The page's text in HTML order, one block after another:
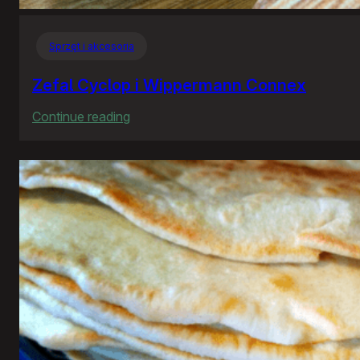
Sprzęt i akcesoria
Zefal Cyclop i Wippermann Connex
Continue reading
Cyclop
i
Wippermann
Connex